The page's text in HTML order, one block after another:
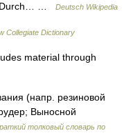
Durch… …
Deutsch Wikipedia
Collegiate Dictionary
material through
(напр. резиновой
Выносной
толковый словарь по